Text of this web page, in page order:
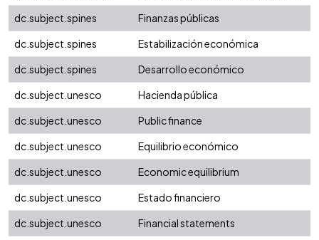
dc.subject.spines
Finanzas públicas
dc.subject.spines
Estabilización económica
dc.subject.spines
Desarrollo económico
dc.subject.unesco
Hacienda pública
dc.subject.unesco
Public finance
dc.subject.unesco
Equilibrio económico
dc.subject.unesco
Economic equilibrium
dc.subject.unesco
Estado financiero
dc.subject.unesco
Financial statements